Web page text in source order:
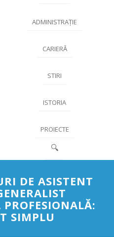
ADMINISTRAȚIE
CARIERĂ
STIRI
ISTORIA
PROIECTE
🔍
DE ASISTENT
SIMPLU